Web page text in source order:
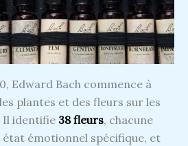
Edward Bach commence à
plantes et des fleurs sur les
Il identifie 38 fleurs, chacune
émotionnel spécifique, et